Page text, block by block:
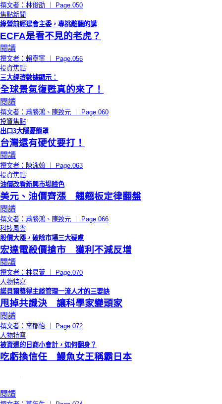
撰文者：林俊劭 ｜ Page.050
焦點新聞
綠營前經建會主委，專挑難聽的講
ECFA是看不見的老虎？
閱讀
撰文者：賴寧寧 ｜ Page.056
投資焦點
三大經濟數據顯示：
全球景氣復甦真的來了！
閱讀
撰文者：蕭勝鴻、陳致元 ｜ Page.060
投資焦點
出口3大隱憂籠罩
台灣還有硬仗要打！
閱讀
撰文者：陳泳翰 ｜ Page.063
投資焦點
油價改看新興市場臉色
美元、油價齊漲 翹翹板定律翻盤
閱讀
撰文者：蕭勝鴻、陳致元 ｜ Page.066
科技風雲
股價大漲，破除市場三大疑慮
宏達電殺價搶市 獲利不減反增
閱讀
撰文者：林易萱 ｜ Page.070
人物特寫
諾貝爾獎得主談管理一流人才的三要訣
甩掉共識決 讓科學家變頭家
閱讀
撰文者：李郁怡 ｜ Page.072
人物特寫
被資遣的日商小會計，如何翻身？
吃虧換信任 鰻魚女王稱霸日本
閱讀